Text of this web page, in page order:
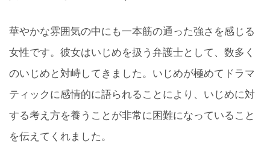
華やかな雰囲気の中にも一本筋の通った強さを感じる
女性です。彼女はいじめを扱う弁護士として、数多く
のいじめと対峙してきました。いじめが極めてドラマ
ティックに感情的に語られることにより、いじめに対
する考え方を養うことが非常に困難になっていること
を伝えてくれました。